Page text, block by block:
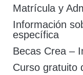
Matrícula y
Información
específica
Becas Crea –
Curso gratuito